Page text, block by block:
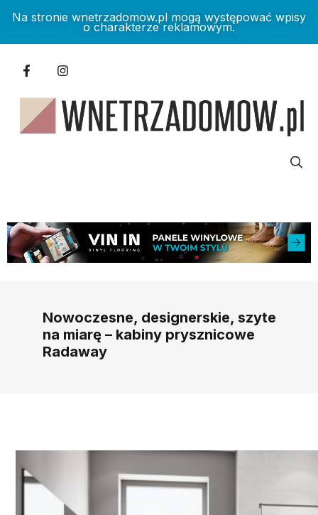
Na stronie wnetrzadomow.pl mogą występować wpisy
o charakterze reklamowym.
Nowoczesne, designerskie, szyte
na miarę – kabiny prysznicowe
Radaway